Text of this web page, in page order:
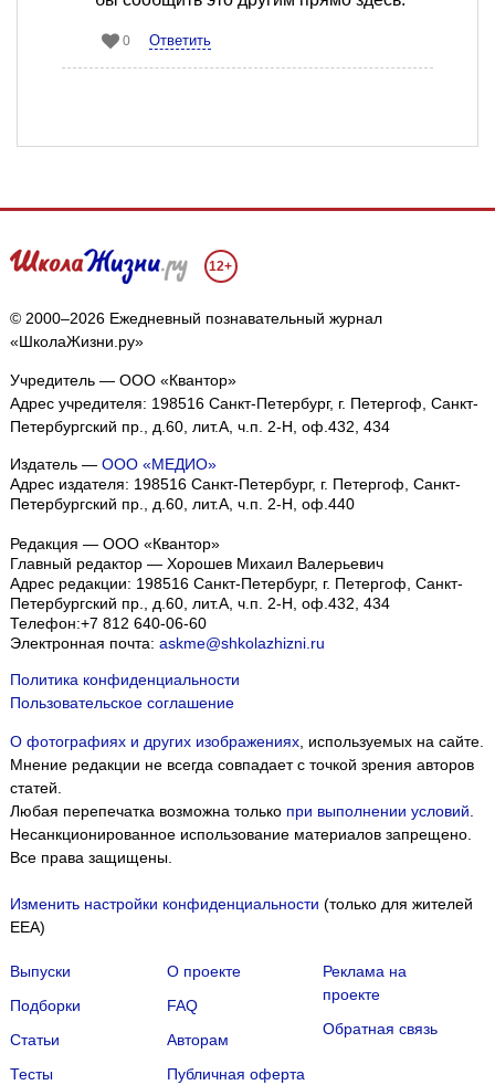
0 Ответить
12+
© 2000–2026 Ежедневный познавательный журнал
«ШколаЖизни.ру»
Учредитель — ООО «Квантор»
Адрес учредителя: 198516 Санкт-Петербург, г. Петергоф, Санкт-
Петербургский пр., д.60, лит.А, ч.п. 2-Н, оф.432, 434
Издатель — ООО «МЕДИО»
Адрес издателя: 198516 Санкт-Петербург, г. Петергоф, Санкт-
Петербургский пр., д.60, лит.А, ч.п. 2-Н, оф.440
Редакция — ООО «Квантор»
Главный редактор — Хорошев Михаил Валерьевич
Адрес редакции: 198516 Санкт-Петербург, г. Петергоф, Санкт-
Петербургский пр., д.60, лит.А, ч.п. 2-Н, оф.432, 434
Телефон:+7 812 640-06-60
Электронная почта: askme@shkolazhizni.ru
Политика конфиденциальности
Пользовательское соглашение
О фотографиях и других изображениях, используемых на сайте.
Мнение редакции не всегда совпадает с точкой зрения авторов
статей.
Любая перепечатка возможна только при выполнении условий.
Несанкционированное использование материалов запрещено.
Все права защищены.
Изменить настройки конфиденциальности (только для жителей
EEA)
Выпуски
Подборки
Статьи
Тесты
О проекте
FAQ
Авторам
Публичная оферта
Реклама на
проекте
Обратная связь